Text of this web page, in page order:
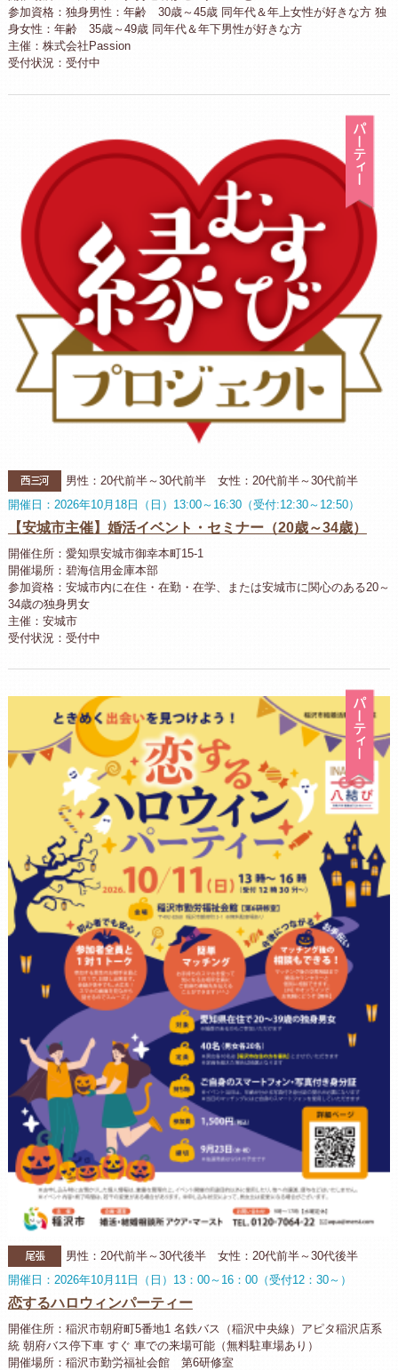
参加資格：独身男性：年齢 30歳～45歳 同年代＆年上女性が好きな方 独
身女性：年齢 35歳～49歳 同年代＆年下男性が好きな方
主催：株式会社Passion
受付状況：受付中
西三河
男性：20代前半～30代前半 女性：20代前半～30代前半
開催日：2026年10月18日（日）13:00～16:30（受付:12:30～12:50）
【安城市主催】婚活イベント・セミナー（20歳～34歳）
開催住所：愛知県安城市御幸本町15-1
開催場所：碧海信用金庫本部
参加資格：安城市内に在住・在勤・在学、または安城市に関心のある20～
34歳の独身男女
主催：安城市
受付状況：受付中
パ
尾張
男性：20代前半～30代後半 女性：20代前半～30代後半
開催日：2026年10月11日（日）13：00～16：00（受付12：30～）
恋するハロウィンパーティー
開催住所：稲沢市朝府町5番地1 名鉄バス（稲沢中央線）アピタ稲沢店系
統 朝府バス停下車 すぐ 車での来場可能（無料駐車場あり）
開催場所：稲沢市勤労福祉会館 第6研修室